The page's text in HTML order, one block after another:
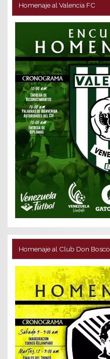
Homenaje al Valencia FC
Homenaje al Club Don Bosco